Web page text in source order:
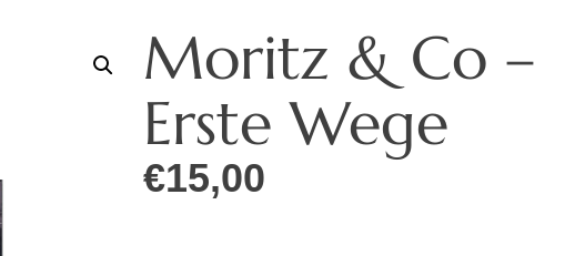
Moritz & Co –
Erste Wege
€15,00